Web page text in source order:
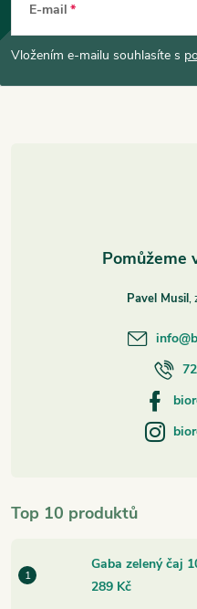
p
E-mail
Vložením e-mailu souhlasíte s
Top 10 produktů
Gaba zelený čaj
289 Kč
Pavel Musil
info@